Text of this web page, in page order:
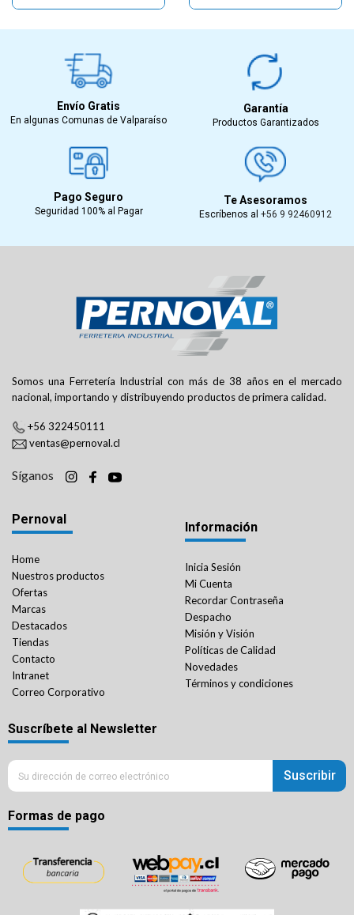
Envío Gratis
En algunas Comunas de Valparaíso
Garantía
Productos Garantizados
Pago Seguro
Seguridad 100% al Pagar
Te Asesoramos
Escríbenos al +56 9 92460912
Somos una Ferretería Industrial con más de 38 años en el mercado
nacional, importando y distribuyendo productos de primera calidad.
+56 322450111
ventas@pernoval.cl
Síganos
Pernoval
Home
Nuestros productos
Ofertas
Marcas
Destacados
Tiendas
Contacto
Intranet
Correo Corporativo
Información
Inicia Sesión
Mi Cuenta
Recordar Contraseña
Despacho
Misión y Visión
Políticas de Calidad
Novedades
Términos y condiciones
Suscríbete al Newsletter
Suscribir
Formas de pago